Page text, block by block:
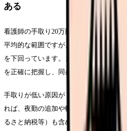
ある
看護師の手取り20万円は、新卒1〜2年
平均的な範囲ですが、経験5年以上で夜
を下回っています。まずは自分の額面
を正確に把握し、同条件の看護師の平均
手取りが低い原因が「夜勤なし」「地
れば、夜勤の追加や転職で改善できま
るさと納税等）も含め、複数のアプロ